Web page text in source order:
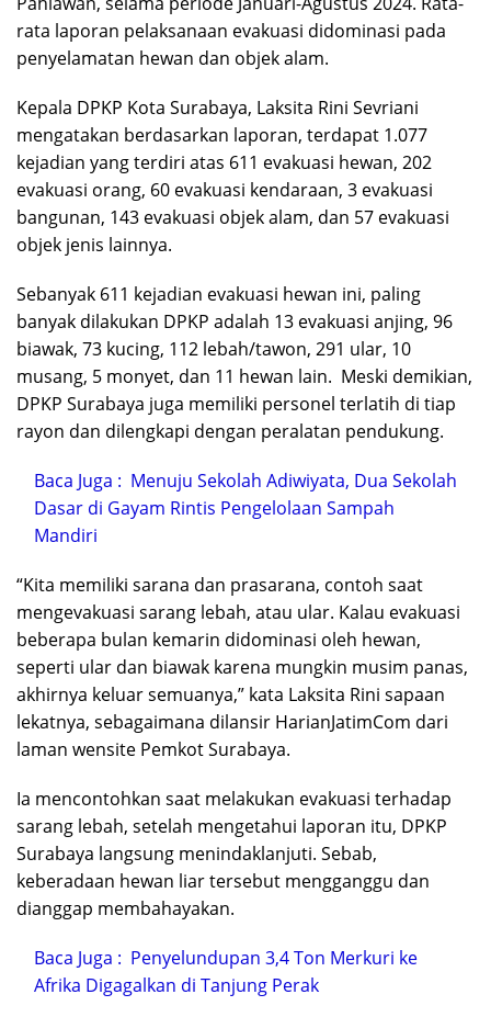
rata laporan pelaksanaan evakuasi didominasi pada
penyelamatan hewan dan objek alam.
Kepala DPKP Kota Surabaya, Laksita Rini Sevriani
mengatakan berdasarkan laporan, terdapat 1.077
kejadian yang terdiri atas 611 evakuasi hewan, 202
evakuasi orang, 60 evakuasi kendaraan, 3 evakuasi
bangunan, 143 evakuasi objek alam, dan 57 evakuasi
objek jenis lainnya.
Sebanyak 611 kejadian evakuasi hewan ini, paling
banyak dilakukan DPKP adalah 13 evakuasi anjing, 96
biawak, 73 kucing, 112 lebah/tawon, 291 ular, 10
musang, 5 monyet, dan 11 hewan lain. Meski demikian,
DPKP Surabaya juga memiliki personel terlatih di tiap
rayon dan dilengkapi dengan peralatan pendukung.
Baca Juga : Menuju Sekolah Adiwiyata, Dua Sekolah
Dasar di Gayam Rintis Pengelolaan Sampah
Mandiri
“Kita memiliki sarana dan prasarana, contoh saat
mengevakuasi sarang lebah, atau ular. Kalau evakuasi
beberapa bulan kemarin didominasi oleh hewan,
seperti ular dan biawak karena mungkin musim panas,
akhirnya keluar semuanya,” kata Laksita Rini sapaan
lekatnya, sebagaimana dilansir HarianJatimCom dari
laman wensite Pemkot Surabaya.
Ia mencontohkan saat melakukan evakuasi terhadap
sarang lebah, setelah mengetahui laporan itu, DPKP
Surabaya langsung menindaklanjuti. Sebab,
keberadaan hewan liar tersebut mengganggu dan
dianggap membahayakan.
Baca Juga : Penyelundupan 3,4 Ton Merkuri ke
Afrika Digagalkan di Tanjung Perak